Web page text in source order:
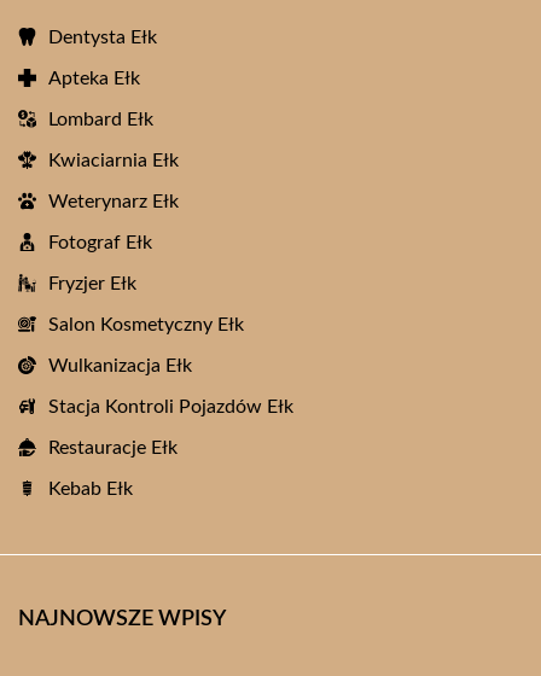
Dentysta Ełk
Apteka Ełk
Lombard Ełk
Kwiaciarnia Ełk
Weterynarz Ełk
Fotograf Ełk
Fryzjer Ełk
Salon Kosmetyczny Ełk
Wulkanizacja Ełk
Stacja Kontroli Pojazdów Ełk
Restauracje Ełk
Kebab Ełk
NAJNOWSZE WPISY